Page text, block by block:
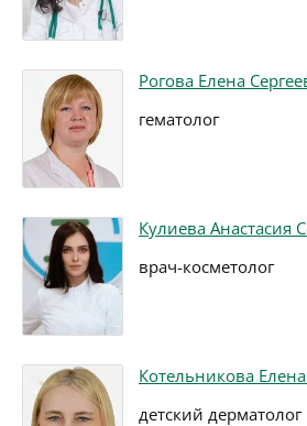
Рогова Елена
гематолог
Кулиева Анастасия
врач-косметолог
Котельникова
детский дерматолог